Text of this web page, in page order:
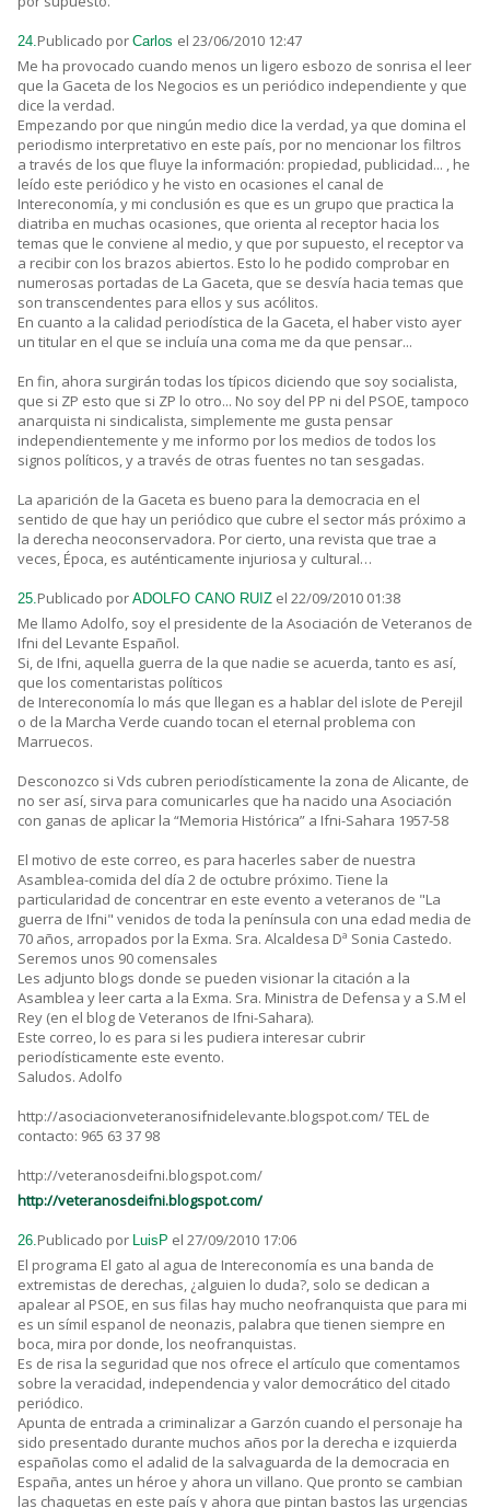
24.Publicado por Carlos el 23/06/2010 12:47
Me ha provocado cuando menos un ligero esbozo de sonrisa el leer
que la Gaceta de los Negocios es un periódico independiente y que
dice la verdad.
Empezando por que ningún medio dice la verdad, ya que domina el
periodismo interpretativo en este país, por no mencionar los filtros
a través de los que fluye la información: propiedad, publicidad... , he
leído este periódico y he visto en ocasiones el canal de
Intereconomía, y mi conclusión es que es un grupo que practica la
diatriba en muchas ocasiones, que orienta al receptor hacia los
temas que le conviene al medio, y que por supuesto, el receptor va
a recibir con los brazos abiertos. Esto lo he podido comprobar en
numerosas portadas de La Gaceta, que se desvía hacia temas que
son transcendentes para ellos y sus acólitos.
En cuanto a la calidad periodística de la Gaceta, el haber visto ayer
un titular en el que se incluía una coma me da que pensar...
En fin, ahora surgirán todas los típicos diciendo que soy socialista,
que si ZP esto que si ZP lo otro... No soy del PP ni del PSOE, tampoco
anarquista ni sindicalista, simplemente me gusta pensar
independientemente y me informo por los medios de todos los
signos políticos, y a través de otras fuentes no tan sesgadas.
La aparición de la Gaceta es bueno para la democracia en el
sentido de que hay un periódico que cubre el sector más próximo a
la derecha neoconservadora. Por cierto, una revista que trae a
veces, Época, es auténticamente injuriosa y cultural…
25.Publicado por ADOLFO CANO RUIZ el 22/09/2010 01:38
Me llamo Adolfo, soy el presidente de la Asociación de Veteranos de
Ifni del Levante Español.
Si, de Ifni, aquella guerra de la que nadie se acuerda, tanto es así,
que los comentaristas políticos
de Intereconomía lo más que llegan es a hablar del islote de Perejil
o de la Marcha Verde cuando tocan el eternal problema con
Marruecos.
Desconozco si Vds cubren periodísticamente la zona de Alicante, de
no ser así, sirva para comunicarles que ha nacido una Asociación
con ganas de aplicar la “Memoria Histórica” a Ifni-Sahara 1957-58
El motivo de este correo, es para hacerles saber de nuestra
Asamblea-comida del día 2 de octubre próximo. Tiene la
particularidad de concentrar en este evento a veteranos de "La
guerra de Ifni" venidos de toda la península con una edad media de
70 años, arropados por la Exma. Sra. Alcaldesa Dª Sonia Castedo.
Seremos unos 90 comensales
Les adjunto blogs donde se pueden visionar la citación a la
Asamblea y leer carta a la Exma. Sra. Ministra de Defensa y a S.M el
Rey (en el blog de Veteranos de Ifni-Sahara).
Este correo, lo es para si les pudiera interesar cubrir
periodísticamente este evento.
Saludos. Adolfo
http://asociacionveteranosifnidelevante.blogspot.com/ TEL de
contacto: 965 63 37 98
http://veteranosdeifni.blogspot.com/
http://veteranosdeifni.blogspot.com/
26.Publicado por LuisP el 27/09/2010 17:06
El programa El gato al agua de Intereconomía es una banda de
extremistas de derechas, ¿alguien lo duda?, solo se dedican a
apalear al PSOE, en sus filas hay mucho neofranquista que para mi
es un símil espanol de neonazis, palabra que tienen siempre en
boca, mira por donde, los neofranquistas.
Es de risa la seguridad que nos ofrece el artículo que comentamos
sobre la veracidad, independencia y valor democrático del citado
periódico.
Apunta de entrada a criminalizar a Garzón cuando el personaje ha
sido presentado durante muchos años por la derecha e izquierda
españolas como el adalid de la salvaguarda de la democracia en
España, antes un héroe y ahora un villano. Que pronto se cambian
las chaquetas en este país y ahora que pintan bastos las urgencias